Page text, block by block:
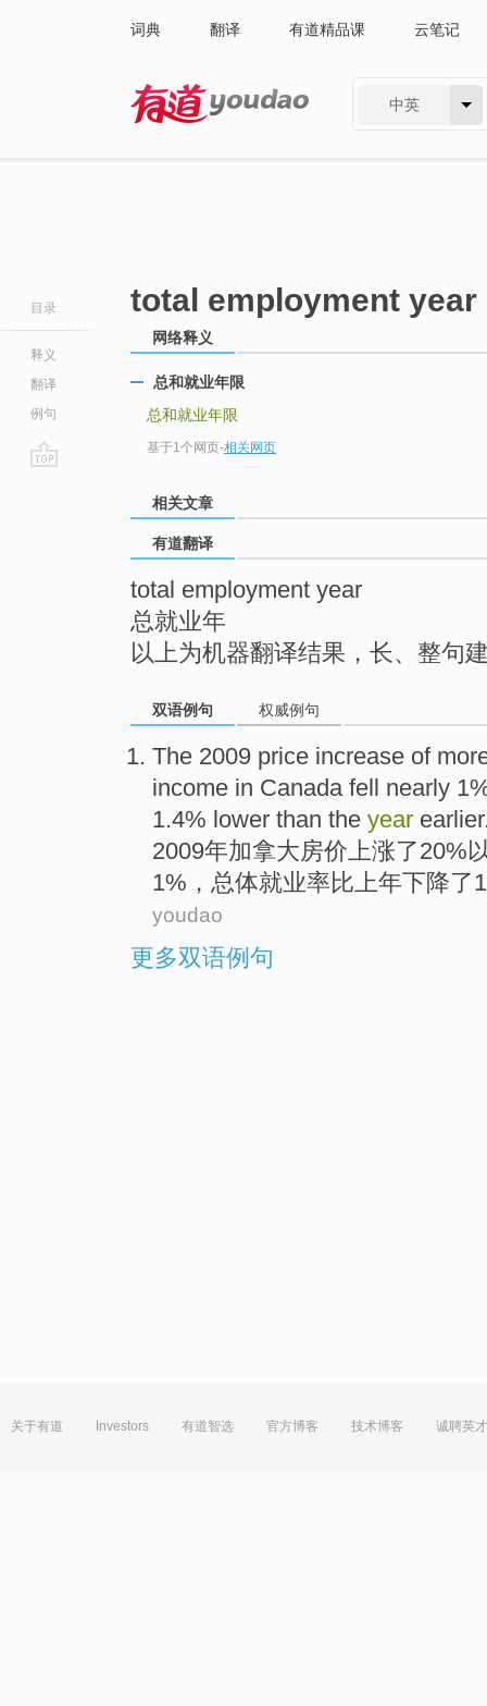
词典 翻译 有道精品课 云笔记
中英
目录
释义
翻译
例句
total employment year
网络释义
总和就业年限
总和就业年限
基于1个网页-相关网页
相关文章
有道翻译
total employment year
总就业年
以上为机器翻译结果，长、整句
双语例句 权威例句
The 2009 price increase of
income in Canada fell nearly
1.4% lower than the year earlier
2009年加拿大房价 上涨了20%
1%， 总体就业率比 上年下降了
youdao
更多双语例句
关于有道 Investors 有道智选 官方博客 技术博客 诚聘英才